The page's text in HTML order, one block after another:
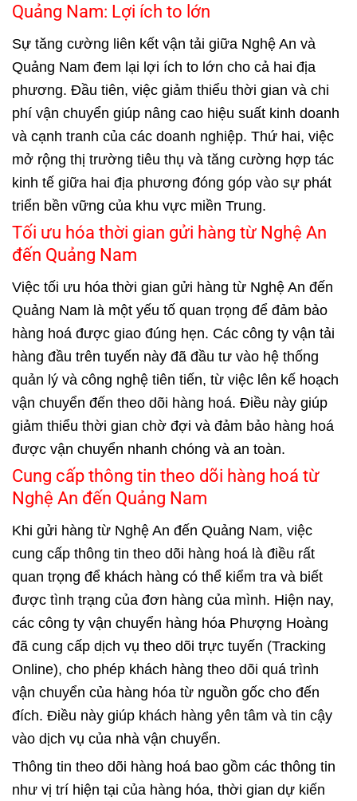
Quảng Nam: Lợi ích to lớn
Sự tăng cường liên kết vận tải giữa Nghệ An và
Quảng Nam đem lại lợi ích to lớn cho cả hai địa
phương. Đầu tiên, việc giảm thiểu thời gian và chi
phí vận chuyển giúp nâng cao hiệu suất kinh doanh
và cạnh tranh của các doanh nghiệp. Thứ hai, việc
mở rộng thị trường tiêu thụ và tăng cường hợp tác
kinh tế giữa hai địa phương đóng góp vào sự phát
triển bền vững của khu vực miền Trung.
Tối ưu hóa thời gian gửi hàng từ Nghệ An
đến Quảng Nam
Việc tối ưu hóa thời gian gửi hàng từ Nghệ An đến
Quảng Nam là một yếu tố quan trọng để đảm bảo
hàng hoá được giao đúng hẹn. Các công ty vận tải
hàng đầu trên tuyến này đã đầu tư vào hệ thống
quản lý và công nghệ tiên tiến, từ việc lên kế hoạch
vận chuyển đến theo dõi hàng hoá. Điều này giúp
giảm thiểu thời gian chờ đợi và đảm bảo hàng hoá
được vận chuyển nhanh chóng và an toàn.
Cung cấp thông tin theo dõi hàng hoá từ
Nghệ An đến Quảng Nam
Khi gửi hàng từ Nghệ An đến Quảng Nam, việc
cung cấp thông tin theo dõi hàng hoá là điều rất
quan trọng để khách hàng có thể kiểm tra và biết
được tình trạng của đơn hàng của mình. Hiện nay,
các công ty vận chuyển hàng hóa Phượng Hoàng
đã cung cấp dịch vụ theo dõi trực tuyến (Tracking
Online), cho phép khách hàng theo dõi quá trình
vận chuyển của hàng hóa từ nguồn gốc cho đến
đích. Điều này giúp khách hàng yên tâm và tin cậy
vào dịch vụ của nhà vận chuyển.
Thông tin theo dõi hàng hoá bao gồm các thông tin
như vị trí hiện tại của hàng hóa, thời gian dự kiến